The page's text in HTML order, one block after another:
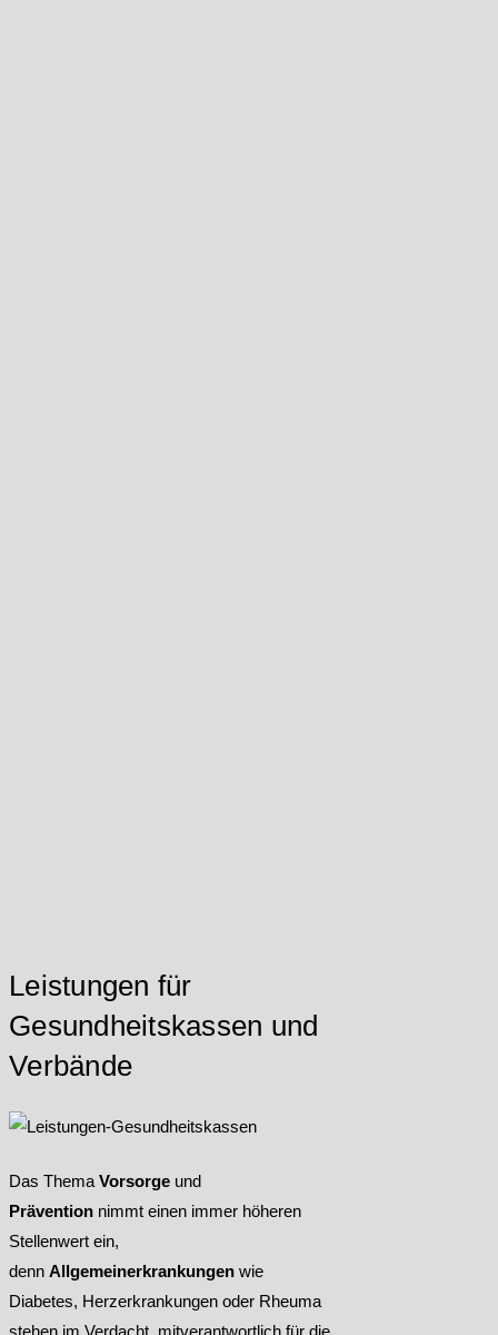
Leistungen für
Gesundheitskassen und
Verbände
Das Thema Vorsorge und
Prävention nimmt einen immer höheren
Stellenwert ein,
denn Allgemeinerkrankungen wie
Diabetes, Herzerkrankungen oder Rheuma